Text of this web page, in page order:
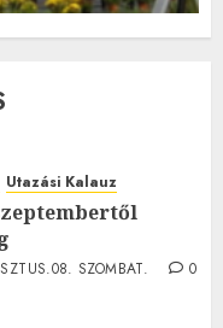
Utazási Kalauz
SZOMBAT.
0